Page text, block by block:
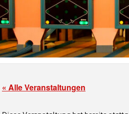
« Alle Veranstaltungen